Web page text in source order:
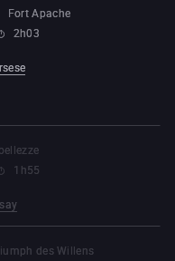
Fort Apache
2h03
1h55
des Willens